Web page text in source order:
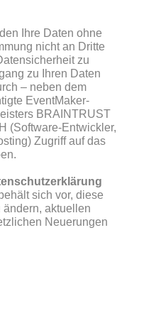
Ihre Daten ohne
nicht an Dritte
zu
zu Ihren Daten
– neben dem
EventMaker-
BRAINTRUST
(Software-Entwickler,
Zugriff auf das
sich vor, diese
ändern, aktuellen
Neuerungen